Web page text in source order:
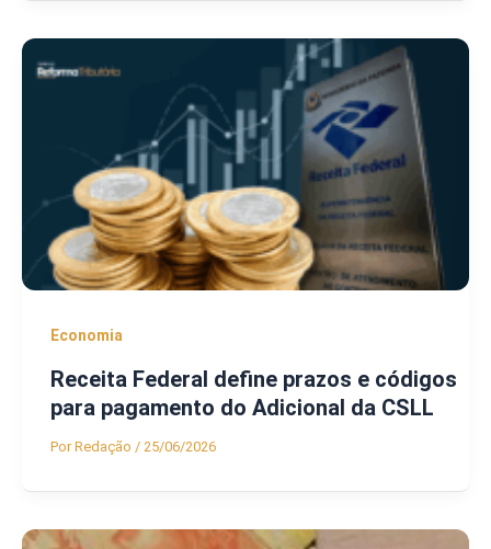
Economia
Receita Federal define prazos e códigos
para pagamento do Adicional da CSLL
PorRedação / 25/06/2026